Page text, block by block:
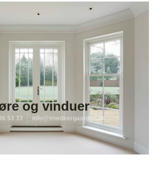
og vinduer
53 33 info@snedkergaarden.dk